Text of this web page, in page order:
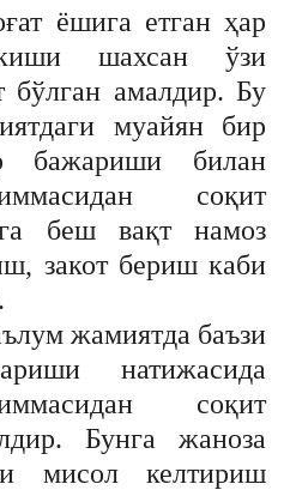
ёшига етган ҳар
шахсан ўзи
амалдир. Бу
муайян бир
бажариши билан
соқит
беш вақт намоз
закот бериш каби
жамиятда баъзи
натижасида
соқит
Бунга жаноза
мисол келтириш